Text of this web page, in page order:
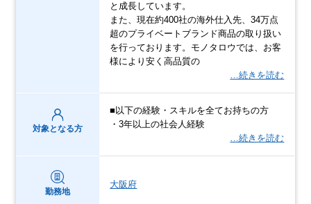
と成長しています。
また、現在約400社の海外仕入先、34万点
超のプライベートブランド商品の取り扱い
を行っております。モノタロウでは、お客
様により安く高品質の
…続きを読む
対象となる方
■以下の経験・スキルを全てお持ちの方
・3年以上の社会人経験
…続きを読む
勤務地
大阪府